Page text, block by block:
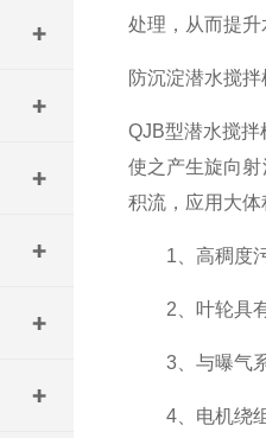
处理，从而提
防沉淀潜水搅
QJB型潜水搅
使之产生旋向
积流，应用大
1、高稠度污
2、叶轮具有
3、与曝气系
4、电机绕组